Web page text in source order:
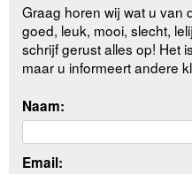
Graag horen wij wat u van
goed, leuk, mooi, slecht,
schrijf gerust alles op! Het
maar u informeert andere
Naam:
Email: